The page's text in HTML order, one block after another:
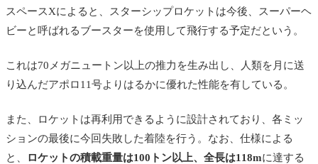
スペースXによると、スターシップロケットは今後、スーパーヘ
ビーと呼ばれるブースターを使用して飛行する予定だという。
これは70メガニュートン以上の推力を生み出し、人類を月に送
り込んだアポロ11号よりはるかに優れた性能を有している。
また、ロケットは再利用できるように設計されており、各ミッ
ションの最後に今回失敗した着陸を行う。なお、仕様による
と、
ロケットの積載重量は100トン以上、全長は118mに達する